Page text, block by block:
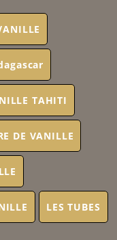
TAHITI
DE VANILLE
LES TUBES